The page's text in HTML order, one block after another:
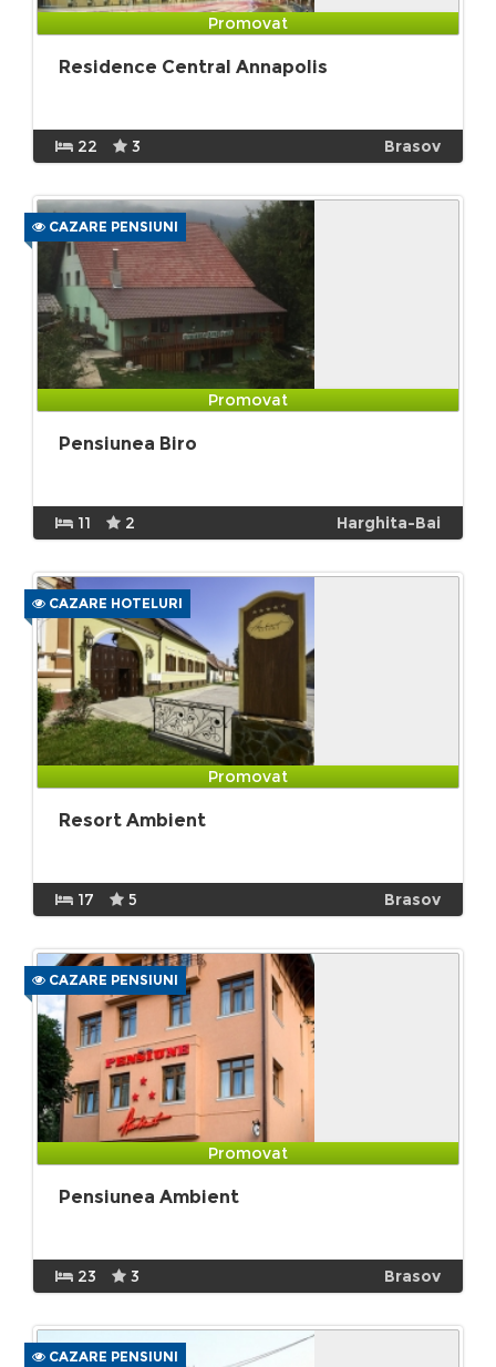
Promovat
Residence Central Annapolis
22 3 Brasov
CAZARE PENSIUNI
Promovat
Pensiunea Biro
11 2 Harghita-Bai
CAZARE HOTELURI
Promovat
Resort Ambient
17 5 Brasov
CAZARE PENSIUNI
Promovat
Pensiunea Ambient
23 3 Brasov
CAZARE PENSIUNI